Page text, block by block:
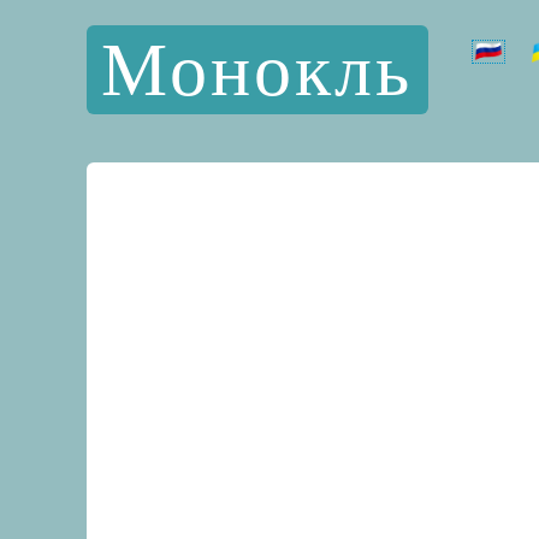
Монокль